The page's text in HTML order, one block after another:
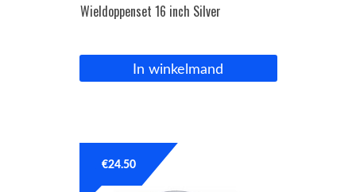
Wieldoppenset 16 inch Silver
In winkelmand
€24.50